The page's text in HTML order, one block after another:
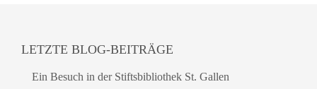
LETZTE BLOG-BEITRÄGE
Ein Besuch in der Stiftsbibliothek St. Gallen